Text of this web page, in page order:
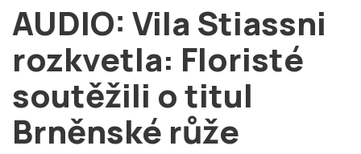
# Brno
# volby
login PŘIHLÁSIT SE
Zapomněli jste heslo?
AUDIO: Vila Stiassni
rozkvetla: Floristé
soutěžili o titul
Brněnské růže